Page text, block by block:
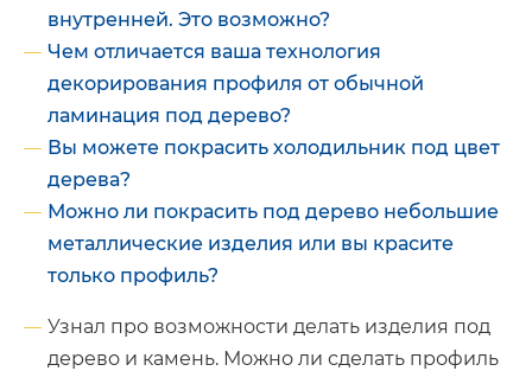
внутренней. Это возможно?
Чем отличается ваша технология
декорирования профиля от обычной
ламинация под дерево?
Вы можете покрасить холодильник под цвет
дерева?
Можно ли покрасить под дерево небольшие
металлические изделия или вы красите
только профиль?
Узнал про возможности делать изделия под
дерево и камень. Можно ли сделать профиль